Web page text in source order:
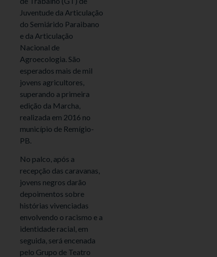
Juventude da Articulação
do Semiárido Paraibano
e da Articulação
Nacional de
Agroecologia. São
esperados mais de mil
jovens agricultores,
superando a primeira
edição da Marcha,
realizada em 2016 no
município de Remígio-
PB.
No palco, após a
recepção das caravanas,
jovens negros darão
depoimentos sobre
histórias vivenciadas
envolvendo o racismo e a
identidade racial, em
seguida, será encenada
pelo Grupo de Teatro